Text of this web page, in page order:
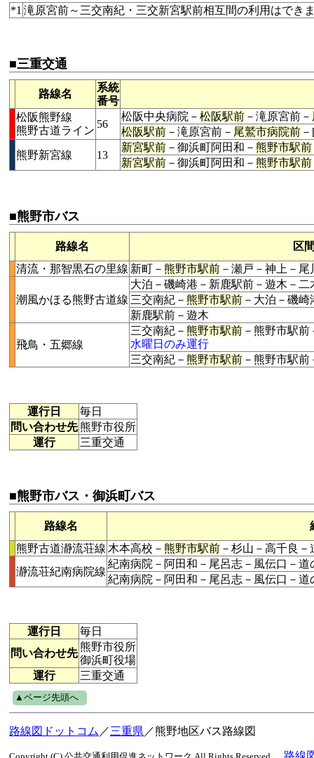
*1 滝原宮前～三交南紀・三交新宮駅前相互間の利用はでき
■三重交通
路線名
系統
番号
松阪熊野線
熊野古道ライン
56
松阪中央病院－ 松阪駅前 －滝原宮前－
松阪駅前 －滝原宮前－ 尾鷲市病院前
熊野新宮線
13
新宮駅前 －御浜町阿田和－ 熊野市駅前
新宮駅前 －御浜町阿田和－ 熊野市駅前
■熊野市バス
路線名
区
清流・那智黒石の里線 新町－ 熊野市駅前 －瀬戸－神上－尾
潮風かほる熊野古道線
大泊－磯崎港－新鹿駅前－遊木－二
三交南紀－ 熊野市駅前 －大泊－磯崎
新鹿駅前－遊木
飛鳥・五郷線
三交南紀－ 熊野市駅前 －熊野市駅
水曜日のみ運行
三交南紀－ 熊野市駅前 －熊野市駅
運行日
毎日
問い合わせ先熊野市役所
運行
三重交通
■熊野市バス・御浜町バス
路線名
熊野古道瀞流荘線 木本高校－ 熊野市駅前 －杉山－高千良
瀞流荘紀南病院線
紀南病院－阿田和－尾呂志－風伝口－
紀南病院－阿田和－尾呂志－風伝口－
運行日
毎日
問い合わせ先
熊野市役所
御浜町役場
運行
三重交通
▲ページ先頭へ
路線図ドットコム ／三重県 ／熊野地区バス路線図
路線